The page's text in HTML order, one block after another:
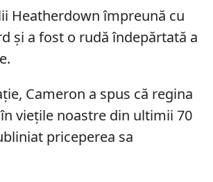
Heatherdown împreună cu
și a fost o rudă îndepărtată a
Cameron a spus că regina
viețile noastre din ultimii 70
priceperea sa